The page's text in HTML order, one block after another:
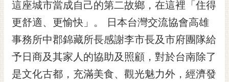
市
府
交
通
位
置
這座城市當成自己的第二故鄉，在這裡「住得
更舒適、更愉快」。 日本台灣交流協會高雄
事務所中郡錦藏所長感謝李市長及市府團隊給
予日商及其家人的協助及照顧，對於台南除了
是文化古都，充滿美食、觀光魅力外，經濟發